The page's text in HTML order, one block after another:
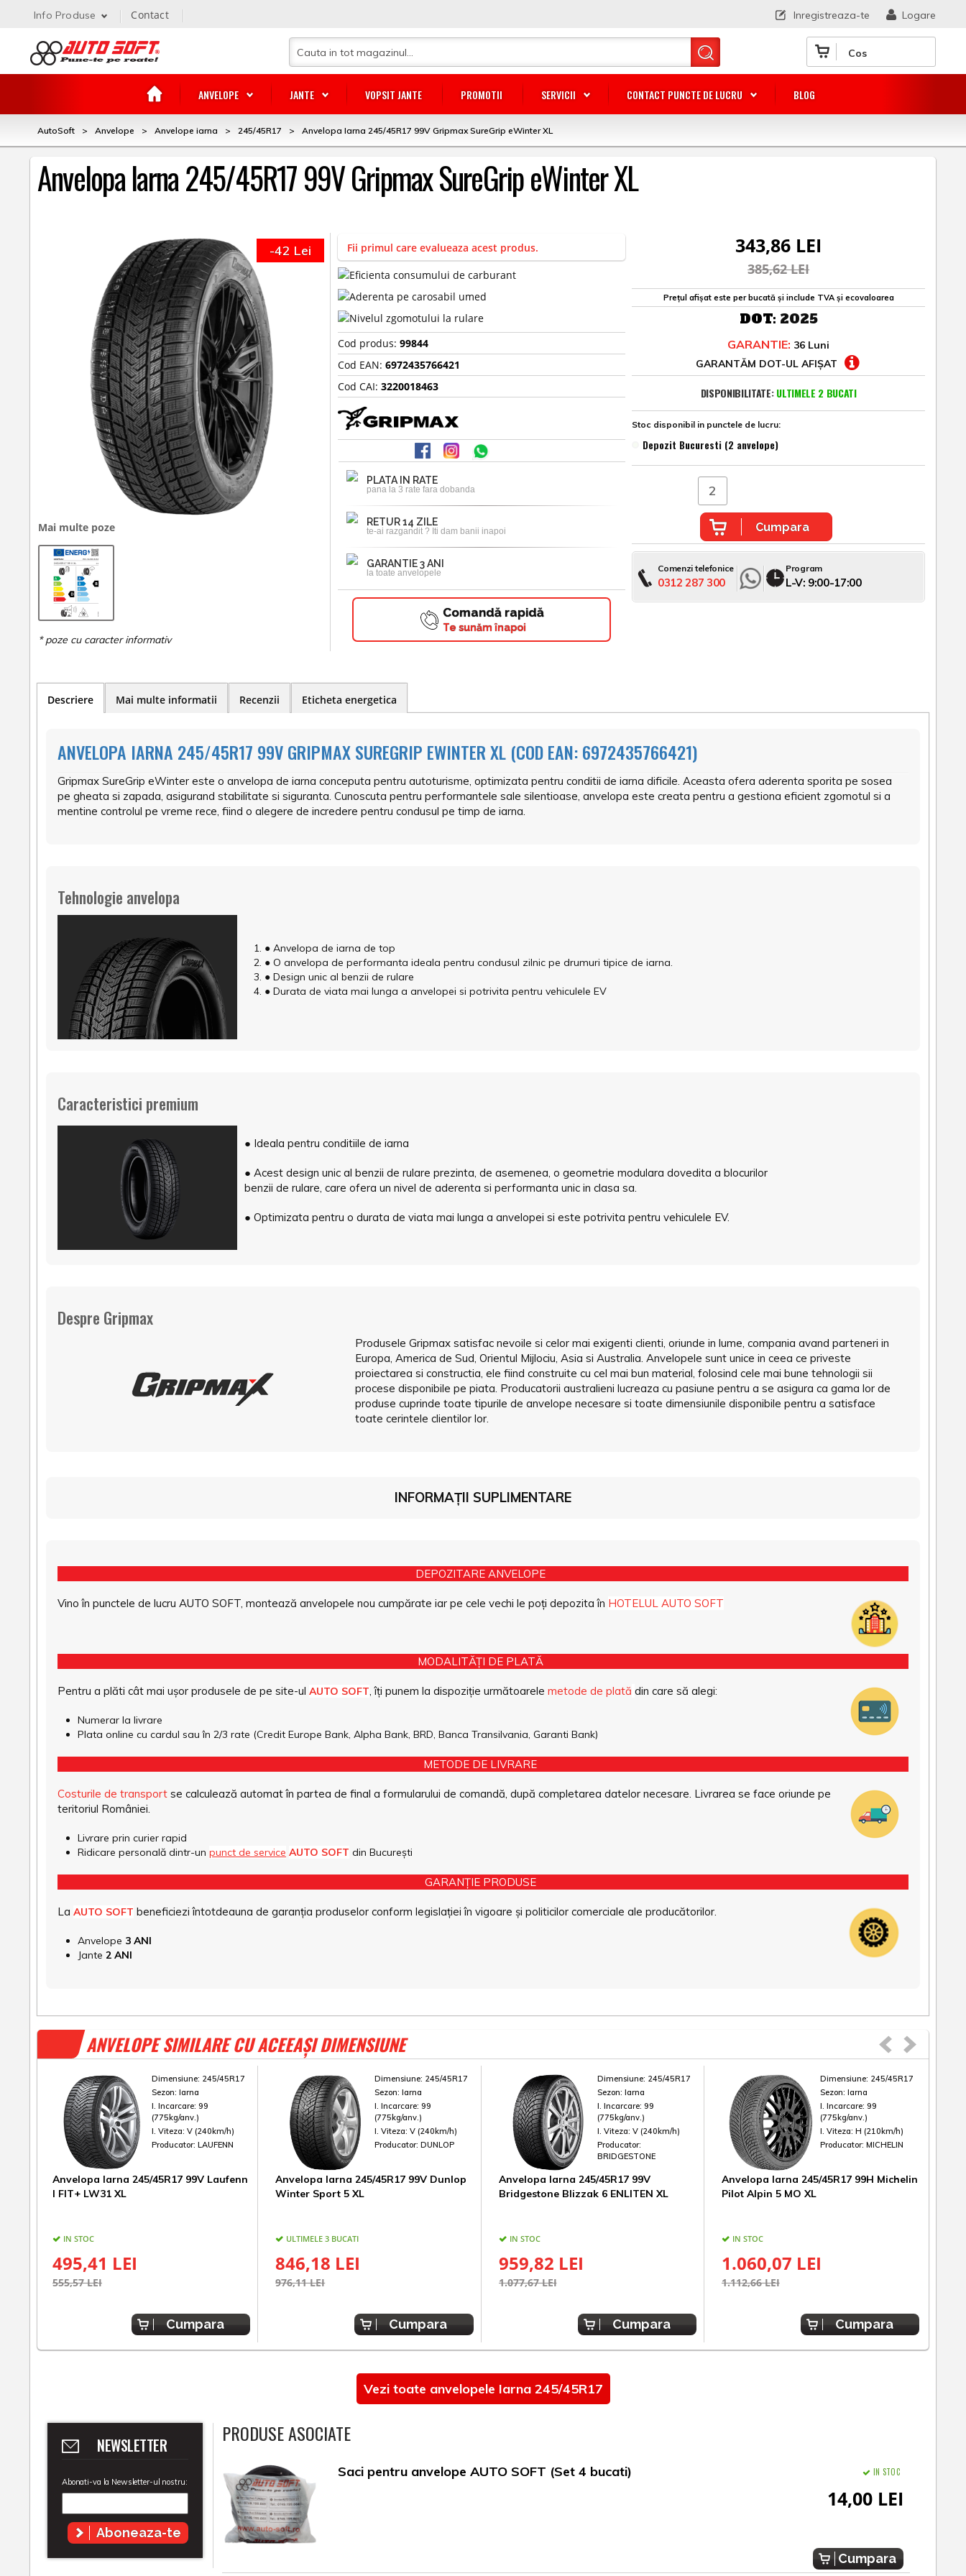
Cos
ANVELOPE JANTE VOPSIT JANTE PROMOTII SERVICII CONTACT PUNCTE DE LUCRU BLOG
Logare
Inregistreaza-te
Info Produse Contact
AutoSoft > Anvelope > Anvelope iarna > 245/45R17 > Anvelopa Iarna 245/45R17 99V Gripmax SureGrip eWinter XL
Anvelopa Iarna 245/45R17 99V Gripmax SureGrip eWinter XL
Mai multe poze
-42 Lei Fii primul care evalueaza acest produs.
Cod produs:99844
Cod EAN:6972435766421
Cod CAI:3220018463
PLATA IN RATE
pana la 3 rate fara dobanda
RETUR 14 ZILE
te-ai razgandit ? Iti dam banii inapoi
GARANTIE 3 ANI
la toate anvelopele
Comandă rapidă
Te sunăm înapoi
343,86 LEI
385,62 LEI
Prețul afișat este per bucată și include TVA și ecovaloarea
DOT: 2025
GARANTIE: 36 Luni
GARANTĂM DOT-UL AFIȘAT
DISPONIBILITATE: ULTIMELE 2 BUCATI
Stoc disponibil in punctele de lucru:
Depozit Bucuresti (2 anvelope)
Cumpara
Comenzi telefonice
0312 287 300
Program
L-V: 9:00-17:00
Descriere Mai multe informatii Recenzii Eticheta energetica
ANVELOPA IARNA 245/45R17 99V GRIPMAX SUREGRIP EWINTER XL (COD EAN: 6972435766421)
Gripmax SureGrip eWinter este o anvelopa de iarna conceputa pentru autoturisme, optimizata pentru conditii de iarna dificile. Aceasta ofera aderenta sporita pe sosea
pe gheata si zapada, asigurand stabilitate si siguranta. Cunoscuta pentru performantele sale silentioase, anvelopa este creata pentru a gestiona eficient zgomotul si a
mentine controlul pe vreme rece, fiind o alegere de incredere pentru condusul pe timp de iarna.
Tehnologie anvelopa
● Anvelopa de iarna de top
● O anvelopa de performanta ideala pentru condusul zilnic pe drumuri tipice de iarna.
● Design unic al benzii de rulare
● Durata de viata mai lunga a anvelopei si potrivita pentru vehiculele EV
Caracteristici premium
● Ideala pentru conditiile de iarna
● Acest design unic al benzii de rulare prezinta, de asemenea, o geometrie modulara dovedita a blocurilor
benzii de rulare, care ofera un nivel de aderenta si performanta unic in clasa sa.
● Optimizata pentru o durata de viata mai lunga a anvelopei si este potrivita pentru vehiculele EV.
Despre Gripmax
Produsele Gripmax satisfac nevoile si celor mai exigenti clienti, oriunde in lume, compania avand parteneri in
Europa, America de Sud, Orientul Mijlociu, Asia si Australia. Anvelopele sunt unice in ceea ce priveste
proiectarea si constructia, ele fiind construite cu cel mai bun material, folosind cele mai bune tehnologii sii
procese disponibile pe piata. Producatorii australieni lucreaza cu pasiune pentru a se asigura ca gama lor de
produse cuprinde toate tipurile de anvelope necesare si toate dimensiunile disponibile pentru a satisface
toate cerintele clientilor lor.
INFORMAȚII SUPLIMENTARE
DEPOZITARE ANVELOPE
Vino în punctele de lucru AUTO SOFT, montează anvelopele nou cumpărate iar pe cele vechi le poți depozita în HOTELUL AUTO SOFT
MODALITĂȚI DE PLATĂ
Pentru a plăti cât mai ușor produsele de pe site-ul AUTO SOFT, îți punem la dispoziție următoarele metode de plată din care să alegi:
Numerar la livrare
Plata online cu cardul sau în 2/3 rate (Credit Europe Bank, Alpha Bank, BRD, Banca Transilvania, Garanti Bank)
METODE DE LIVRARE
Costurile de transport se calculează automat în partea de final a formularului de comandă, după completarea datelor necesare. Livrarea se face oriunde pe
teritoriul României.
Livrare prin curier rapid
Ridicare personală dintr-un punct de service AUTO SOFT din București
GARANȚIE PRODUSE
La AUTO SOFT beneficiezi întotdeauna de garanția produselor conform legislației în vigoare și politicilor comerciale ale producătorilor.
Anvelope 3 ANI
Jante 2 ANI
ANVELOPE SIMILARE CU ACEEAȘI DIMENSIUNE
Dimensiune: 245/45R17
Sezon: Iarna
I. Incarcare: 99
(775kg/anv.)
I. Viteza: V (240km/h)
Producator: LAUFENN
Anvelopa Iarna 245/45R17 99V Laufenn
I FIT+ LW31 XL
IN STOC
495,41 LEI
555,57 LEI
Cumpara
Dimensiune: 245/45R17
Sezon: Iarna
I. Incarcare: 99
(775kg/anv.)
I. Viteza: V (240km/h)
Producator: DUNLOP
Anvelopa Iarna 245/45R17 99V Dunlop
Winter Sport 5 XL
ULTIMELE 3 BUCATI
846,18 LEI
976,11 LEI
Cumpara
Dimensiune: 245/45R17
Sezon:Iarna
I. Incarcare:99
(775kg/anv.)
I. Viteza:V (240km/h)
Producator:
BRIDGESTONE
Anvelopa Iarna 245/45R17 99V
Bridgestone Blizzak 6 ENLITEN XL
IN STOC
959,82 LEI
1.077,67 LEI
Cumpara
Dimensiune: 245/45R17
Sezon:Iarna
I. Incarcare:99
(775kg/anv.)
I. Viteza:H (210km/h)
Producator:MICHELIN
Anvelopa Iarna 245/45R17 99H Michelin
Pilot Alpin 5 MO XL
IN STOC
1.060,07 LEI
1.112,66 LEI
Cumpara
Vezi toate anvelopele Iarna 245/45R17
NEWSLETTER
Abonati-va la Newsletter-ul nostru:
Aboneaza-te
PRODUSE ASOCIATE
Saci pentru anvelope AUTO SOFT (Set 4 bucati) IN STOC
14,00 LEI
Cumpara